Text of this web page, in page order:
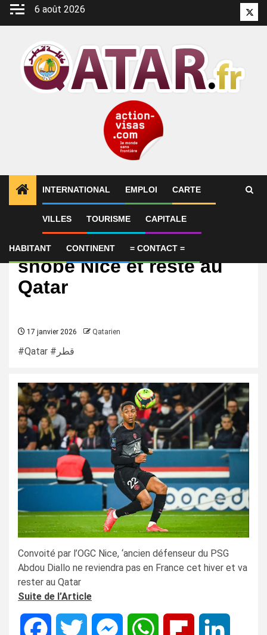
Aller
6 août 2026
INTERNATIONAL EMPLOI CARTE
VILLES TOURISME CAPITALE
HABITANT CONTINENT = CONTACT =
International
Un ancien parisien
snobe Nice et reste au
Qatar
17 janvier 2026 Qatarien
#Qatar #قطر
Convoité par l’OGC Nice, ‘ancien défenseur du PSG
Abdou Diallo ne reviendra pas en France cet hiver et va
rester au Qatar
Suite de l’Article
Facebook Twitter MessengerWhatsApp Flipboard